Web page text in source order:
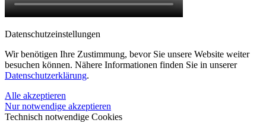
Datenschutz­einstellungen
Wir benötigen Ihre Zustimmung, bevor Sie unsere Website weiter
besuchen können. Nähere Informationen finden Sie in unserer
Datenschutzerklärung.
Alle akzeptieren
Nur notwendige akzeptieren
Technisch notwendige Cookies